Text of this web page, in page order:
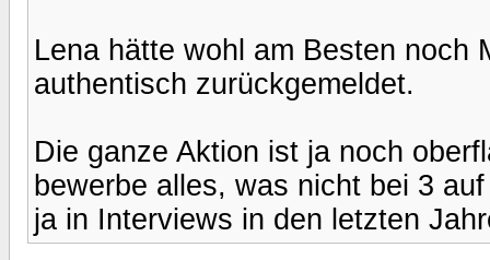
Lena hätte wohl am Besten noch
authentisch zurückgemeldet.
Die ganze Aktion ist ja noch
bewerbe alles, was nicht bei 3
ja in Interviews in den letzten